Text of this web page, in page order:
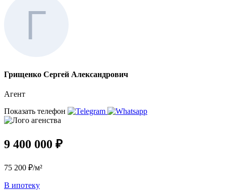
Грищенко Сергей Александрович
Агент
Показать телефон
9 400 000 ₽
75 200 ₽/м²
В ипотеку